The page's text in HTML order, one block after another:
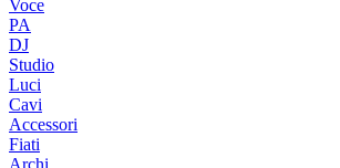
Voce
PA
DJ
Studio
Luci
Cavi
Accessori
Fiati
Archi